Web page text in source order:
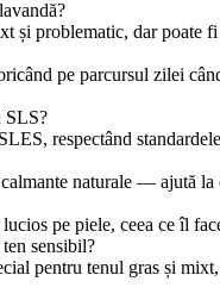
și problematic, dar
pe parcursul zilei
SLS?
respectând
naturale — ajută
pe piele, ceea ce îl
sensibil?
pentru tenul gras și